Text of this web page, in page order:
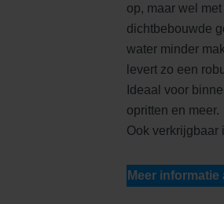
op, maar wel
dichtbebouwde
water minder
levert zo een
Ideaal voor
opritten en meer.
Ook verkrijgbaar
Meer informatie